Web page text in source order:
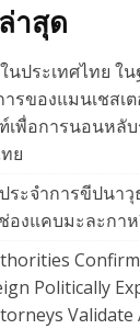
าสุด
นประเทศไทย ใ
ารของแมนเชสเ
พื่อการนอนหลั
ย
ระจำการขีปนาวุ
องแคบมะละกา
Politically
Validate